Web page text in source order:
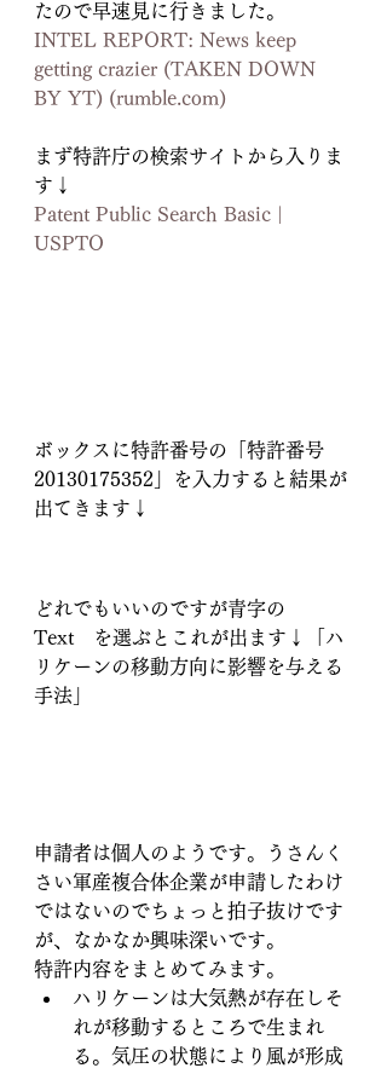
たので早速見に行きました。
INTEL REPORT: News keep
getting crazier (TAKEN DOWN
BY YT) (rumble.com)
まず特許庁の検索サイトから入りま
す↓
Patent Public Search Basic |
USPTO
ボックスに特許番号の「特許番号
20130175352」を入力すると結果が
出てきます↓
どれでもいいのですが青字の
Text　を選ぶとこれが出ます↓「ハ
リケーンの移動方向に影響を与える
手法」
申請者は個人のようです。うさんく
さい軍産複合体企業が申請したわけ
ではないのでちょっと拍子抜けです
が、なかなか興味深いです。
特許内容をまとめてみます。
ハリケーンは大気熱が存在しそ
れが移動するところで生まれ
る。気圧の状態により風が形成